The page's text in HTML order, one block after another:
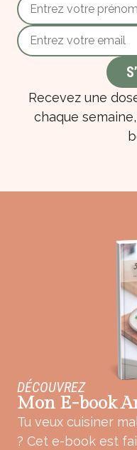
Recevez une
chaque
DÉCOUVREZ
Mon E-book
Tu veux cuisiner
? Cet e-book est